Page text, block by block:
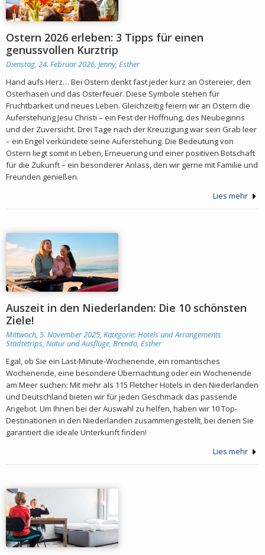
Ostern 2026 erleben: 3 Tipps für einen
genussvollen Kurztrip
Dienstag, 24. Februar 2026, Jenny, Esther
Hand aufs Herz… Bei Ostern denkt fast jeder kurz an Ostereier, den
Osterhasen und das Osterfeuer. Diese Symbole stehen für
Fruchtbarkeit und neues Leben. Gleichzeitig feiern wir an Ostern die
Auferstehung Jesu Christi – ein Fest der Hoffnung, des Neubeginns
und der Zuversicht. Drei Tage nach der Kreuzigung war sein Grab leer
– ein Engel verkündete seine Auferstehung. Die Bedeutung von
Ostern liegt somit in Leben, Erneuerung und einer positiven Botschaft
für die Zukunft – ein besonderer Anlass, den wir gerne mit Familie und
Freunden genießen.
Lies mehr
Auszeit in den Niederlanden: Die 10 schönsten
Ziele!
Mittwoch, 5. November 2025, Kategorie:Hotels und Arrangements
Städtetrips, Natur und Ausflüge, Brenda, Esther
Egal, ob Sie ein Last-Minute-Wochenende, ein romantisches
Wochenende, eine besondere Übernachtung oder ein Wochenende
am Meer suchen: Mit mehr als 115 Fletcher Hotels in den Niederlanden
und Deutschland bieten wir für jeden Geschmack das passende
Angebot. Um Ihnen bei der Auswahl zu helfen, haben wir 10 Top-
Destinationen in den Niederlanden zusammengestellt, bei denen Sie
garantiert die ideale Unterkunft finden!
Lies mehr